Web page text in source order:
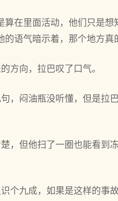
在里面活动，他们只是
语气暗示着，那个地方真
方向，拉巴叹了口气。
，闷油瓶没听懂，但是拉
，但他扫了一圈也能看到
个九成，如果是这样的事